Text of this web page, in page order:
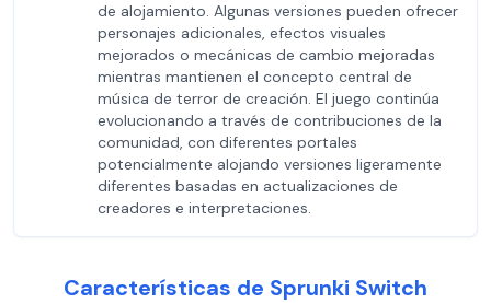
de alojamiento. Algunas versiones pueden ofrecer
personajes adicionales, efectos visuales
mejorados o mecánicas de cambio mejoradas
mientras mantienen el concepto central de
música de terror de creación. El juego continúa
evolucionando a través de contribuciones de la
comunidad, con diferentes portales
potencialmente alojando versiones ligeramente
diferentes basadas en actualizaciones de
creadores e interpretaciones.
Características de Sprunki Switch